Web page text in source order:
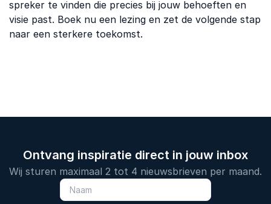
spreker te vinden die precies bij jouw behoeften en
visie past. Boek nu een lezing en zet de volgende stap
naar een sterkere toekomst.
Ontvang inspiratie direct in jouw inbox
Wij sturen maximaal 2 tot 4 nieuwsbrieven per maand.